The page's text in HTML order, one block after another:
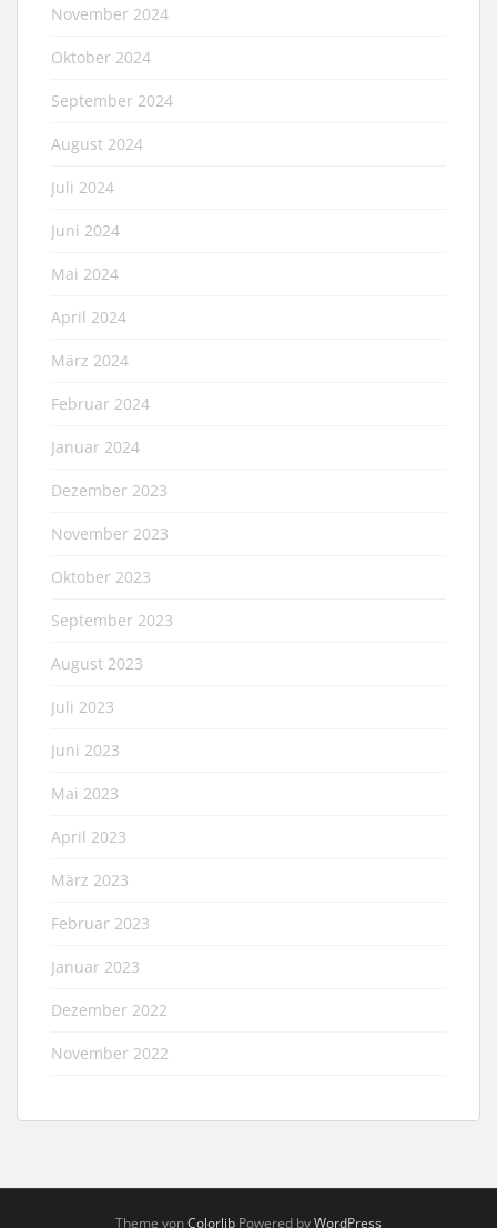
November 2024
Oktober 2024
September 2024
August 2024
Juli 2024
Juni 2024
Mai 2024
April 2024
März 2024
Februar 2024
Januar 2024
Dezember 2023
November 2023
Oktober 2023
September 2023
August 2023
Juli 2023
Juni 2023
Mai 2023
April 2023
März 2023
Februar 2023
Januar 2023
Dezember 2022
November 2022
Theme vonColorlib Powered byWordPress